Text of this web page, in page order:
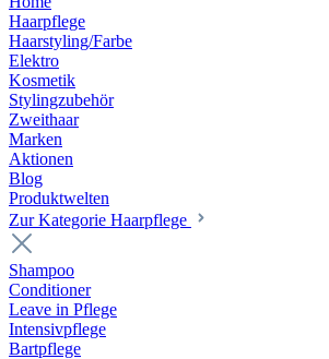
Haarpflege
Haarstyling/Farbe
Elektro
Kosmetik
Stylingzubehör
Zweithaar
Marken
Aktionen
Blog
Produktwelten
Zur Kategorie Haarpflege
Shampoo
Conditioner
Leave in Pflege
Intensivpflege
Bartpflege